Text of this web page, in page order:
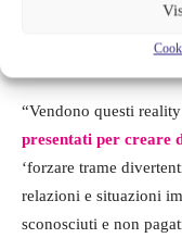
“Vendono questi
presentati per creare
‘forzare trame
relazioni e situazioni
sconosciuti e non